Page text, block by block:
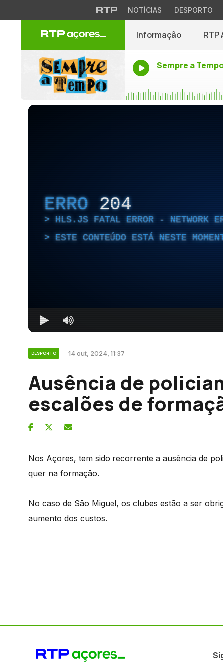
NOTÍCIAS DESPORTO
Informação RTP
Sempre a Tempo
ERRO 204
HLS.JS FATAL ERROR - NETWORK
ESTE CONTEÚDO ESTÁ NESTE
DESPORTO 14 out, 2024, 11:37
Ausência de
escalões de
Nos Açores, tem sido recorrente a ausência de
quer na formação.
No caso de São Miguel, os clubes estão a ser
aumento dos custos.